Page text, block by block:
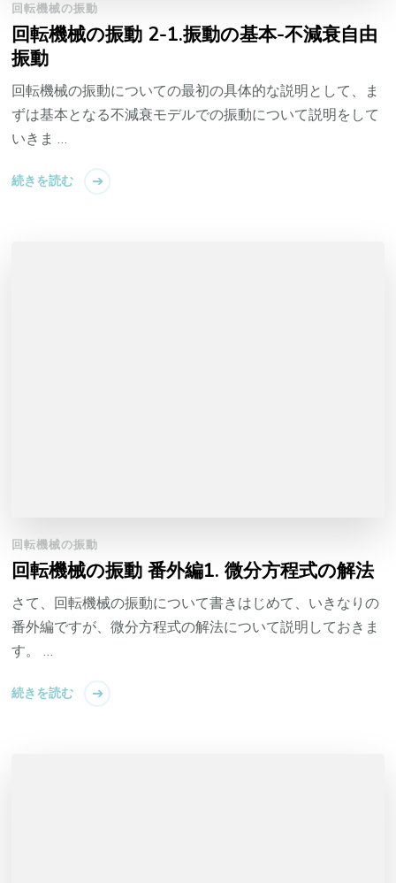
回転機械の振動
回転機械の振動 2-1.振動の基本-不減衰自由
振動
回転機械の振動についての最初の具体的な説明として、ま
ずは基本となる不減衰モデルでの振動について説明をして
いきま …
続きを読む
回転機械の振動
回転機械の振動 番外編1. 微分方程式の解法
さて、回転機械の振動について書きはじめて、いきなりの
番外編ですが、微分方程式の解法について説明しておきま
す。 …
続きを読む